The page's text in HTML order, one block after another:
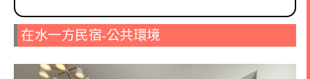
在水一方民宿-公共環境